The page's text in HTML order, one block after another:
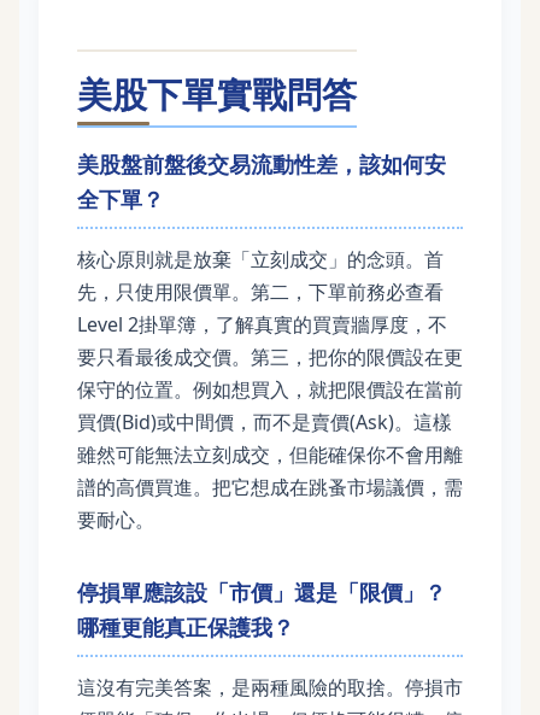
美股下單實戰問答
美股盤前盤後交易流動性差，該如何安
全下單？
核心原則就是放棄「立刻成交」的念頭。首
先，只使用限價單。第二，下單前務必查看
Level 2掛單簿，了解真實的買賣牆厚度，不
要只看最後成交價。第三，把你的限價設在更
保守的位置。例如想買入，就把限價設在當前
買價(Bid)或中間價，而不是賣價(Ask)。這樣
雖然可能無法立刻成交，但能確保你不會用離
譜的高價買進。把它想成在跳蚤市場議價，需
要耐心。
停損單應該設「市價」還是「限價」？
哪種更能真正保護我？
這沒有完美答案，是兩種風險的取捨。停損市